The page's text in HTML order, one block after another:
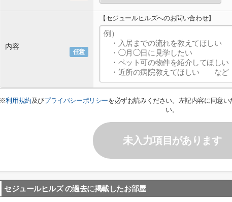
任意
内容
【セジュールヒルズへのお問い合わせ】
※利用規約及びプライバシーポリシーを必ずお読みください。左記内容に同意
い。
未入力項目があります
セジュールヒルズ の過去に掲載したお部屋